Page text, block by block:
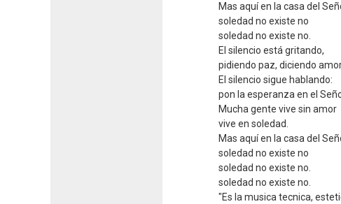
Mas aquí en la casa del
soledad no existe no
soledad no existe no.
El silencio está gritando,
pidiendo paz, diciendo
El silencio sigue hablando:
pon la esperanza en el
Mucha gente vive sin amor
vive en soledad.
Mas aquí en la casa del
soledad no existe no
soledad no existe no.
soledad no existe no.
"Es la musica tecnica,